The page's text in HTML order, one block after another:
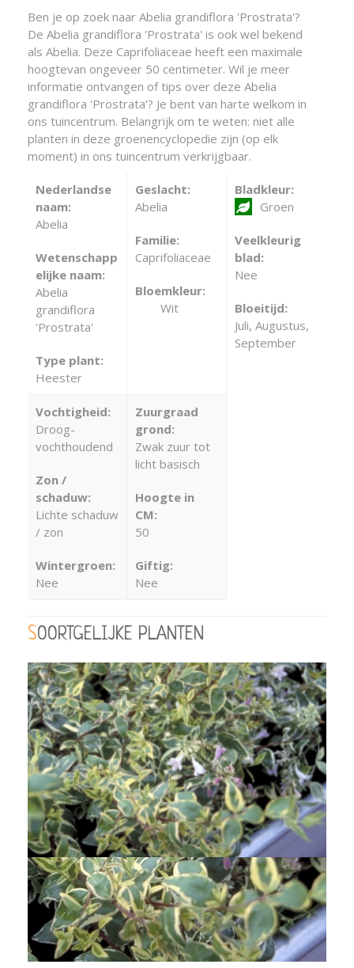
Ben je op zoek naar Abelia grandiflora 'Prostrata'?
De Abelia grandiflora 'Prostrata' is ook wel bekend
als Abelia. Deze Caprifoliaceae heeft een maximale
hoogtevan ongeveer 50 centimeter. Wil je meer
informatie ontvangen of tips over deze Abelia
grandiflora 'Prostrata'? Je bent van harte welkom in
ons tuincentrum. Belangrijk om te weten: niet alle
planten in deze groenencyclopedie zijn (op elk
moment) in ons tuincentrum verkrijgbaar.
Nederlandse
naam:
Abelia
Wetenschapp
elijke naam:
Abelia
grandiflora
'Prostrata'
Type plant:
Heester
Geslacht:
Abelia
Familie:
Caprifoliaceae
Bloemkleur:
Wit
Bladkleur:
Groen
Veelkleurig
blad:
Nee
Bloeitijd:
Juli, Augustus,
September
Vochtigheid:
Droog-
vochthoudend
Zon /
schaduw:
Lichte schaduw
/ zon
Wintergroen:
Nee
Zuurgraad
grond:
Zwak zuur tot
licht basisch
Hoogte in
CM:
50
Giftig:
Nee
SOORTGELIJKE PLANTEN